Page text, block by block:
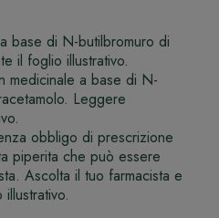
base di N-butilbromuro di
il foglio illustrativo.
medicinale a base di N-
Leggere
obbligo di prescrizione
piperita che può essere
Ascolta il tuo farmacista e